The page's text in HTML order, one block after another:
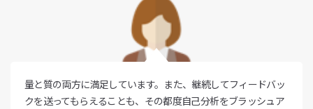
量と質の両方に満足しています。また、継続してフィードバッ
クを送ってもらえることも、その都度自己分析をブラッシュア